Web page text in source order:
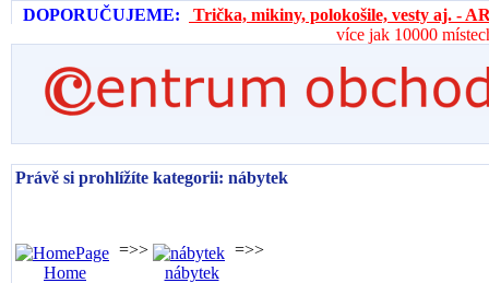
DOPORUČUJEME:
Trička, mikiny, polokošile, vesty aj. -
více jak 10000
Právě si prohlížíte kategorii: nábytek
Home
=>>
nábytek
=>>